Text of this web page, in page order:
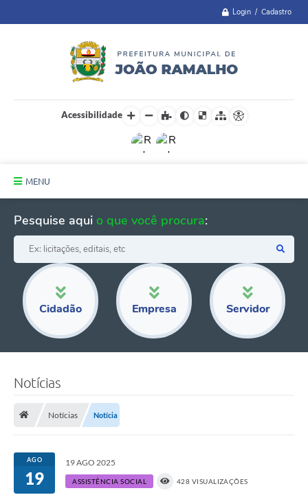
Login / Cadastro
Acessibilidade
MENU
A Cidade
Administração
Telefones Úteis
Educação
Audiências Públicas
Legislação
Pesquise aqui o que você procura:
Cidadão Empresa Servidor
Notícias
Notícias Notícia
AGO
19
19 AGO 2025
ASSISTÊNCIA SOCIAL 428 VISUALIZAÇÕES